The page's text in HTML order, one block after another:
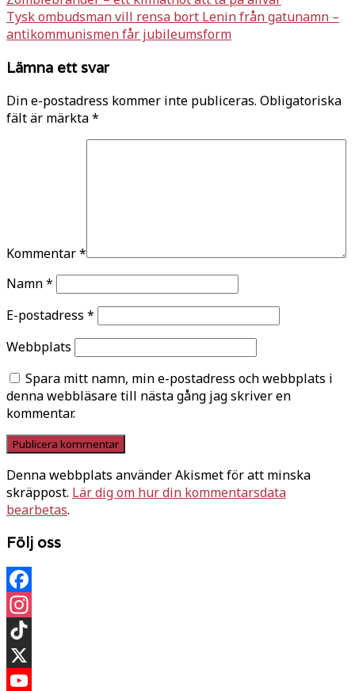
Tysk ombudsman vill rensa bort Lenin från gatunamn –
antikommunismen får jubileumsform
Lämna ett svar
Din e-postadress kommer inte publiceras. Obligatoriska
fält är märkta*
Kommentar*
Namn*
E-postadress *
Webbplats
Spara mitt namn, min e-postadress och webbplats i
denna webbläsare till nästa gång jag skriver en
kommentar.
Denna webbplats använder Akismet för att minska
skräppost. Lär dig om hur din kommentarsdata
bearbetas.
Följ oss
Facebook
Instagram
TikTok
X